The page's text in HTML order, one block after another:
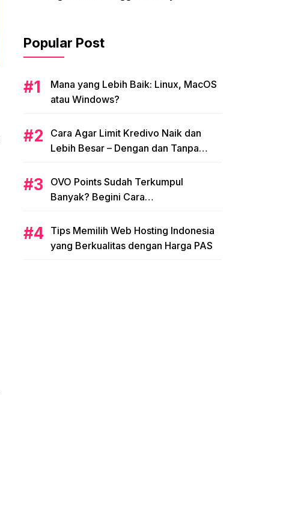
Popular Post
Mana yang Lebih Baik: Linux, MacOS
atau Windows?
Cara Agar Limit Kredivo Naik dan
Lebih Besar – Dengan dan Tanpa
OVO Points Sudah Terkumpul
Banyak? Begini Cara
Tips Memilih Web Hosting Indonesia
yang Berkualitas dengan Harga PAS